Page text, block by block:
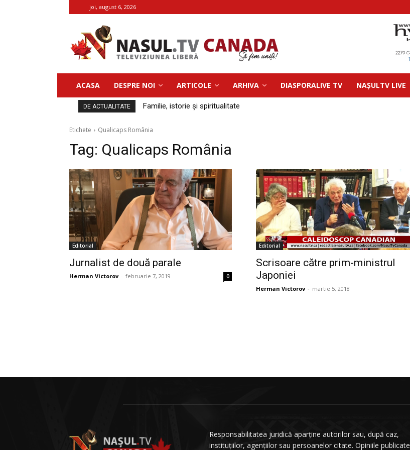
joi, august 6, 2026
ACASA DESPRE NOI ARTICOLE ARHIVA DIASPORALIVE TV NAȘULTV LIVE
DE ACTUALITATE Familie, istorie și spiritualitate
Etichete Qualicaps România
Tag: Qualicaps România
Editorial
Jurnalist de două parale
Herman Victorov - februarie 7, 2019 0
Editorial
Scrisoare către prim-ministrul
Japoniei
Herman Victorov - martie 5, 2018
Responsabilitatea juridică aparține autorilor sau, după caz,
instituțiilor, agențiilor sau persoanelor citate. Opiniile publicate